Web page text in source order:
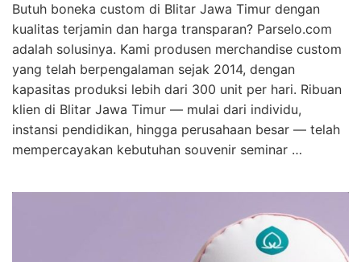
Butuh boneka custom di Blitar Jawa Timur dengan
kualitas terjamin dan harga transparan? Parselo.com
adalah solusinya. Kami produsen merchandise custom
yang telah berpengalaman sejak 2014, dengan
kapasitas produksi lebih dari 300 unit per hari. Ribuan
klien di Blitar Jawa Timur — mulai dari individu,
instansi pendidikan, hingga perusahaan besar — telah
mempercayakan kebutuhan souvenir seminar …